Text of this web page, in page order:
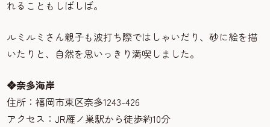
れることもしばしば。
ルミルミさん親子も波打ち際ではしゃいだり、砂に絵を描
いたりと、自然を思いっきり満喫しました。
❖奈多海岸
住所：福岡市東区奈多1243-426
アクセス：JR雁ノ巣駅から徒歩約10分